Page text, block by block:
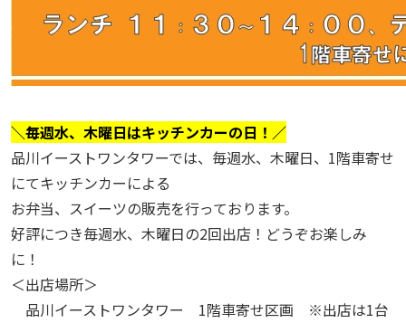
＼毎週水、木曜日はキッチンカーの日！／
品川イーストワンタワーでは、毎週水、木曜日、1階車寄せ
にてキッチンカーによる
お弁当、スイーツの販売を行っております。
好評につき毎週水、木曜日の2回出店！どうぞお楽しみ
に！
＜出店場所＞
品川イーストワンタワー 1階車寄せ区画 ※出店は1台